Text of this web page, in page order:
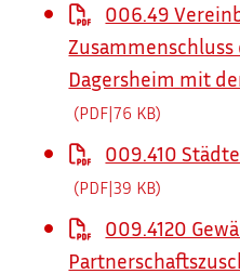
006.49
Dagersheim mit
(PDF|76 KB)
009.410
(PDF|39 KB)
009.4120